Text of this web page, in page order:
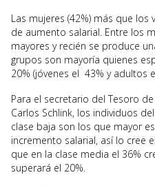
Las mujeres (42%) más que los
de aumento salarial. Entre los
mayores y recién se produce
grupos son mayoría quienes
20% (jóvenes el 43% y adultos
Para el secretario del Tesoro
Carlos Schlink, los individuos
clase baja son los que mayor
incremento salarial, así lo cree
que en la clase media el 36%
superará el 20%.